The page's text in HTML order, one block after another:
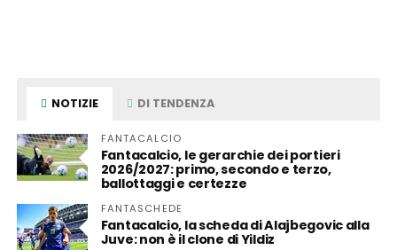
NOTIZIE DI TENDENZA
FANTACALCIO
Fantacalcio, le gerarchie dei portieri
2026/2027: primo, secondo e terzo,
ballottaggi e certezze
FANTASCHEDE
Fantacalcio, la scheda di Alajbegovic alla
Juve: non è il clone di Yildiz